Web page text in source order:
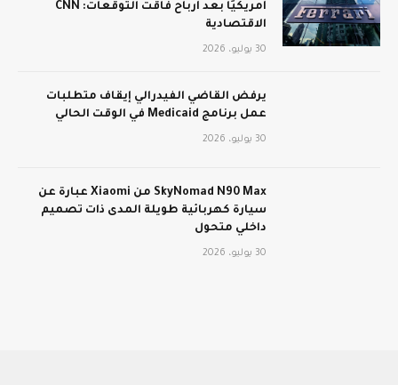
أمريكيًا بعد أرباح فاقت التوقعات: CNN
الاقتصادية
30 يوليو، 2026
يرفض القاضي الفيدرالي إيقاف متطلبات
عمل برنامج Medicaid في الوقت الحالي
30 يوليو، 2026
SkyNomad N90 Max من Xiaomi عبارة عن
سيارة كهربائية طويلة المدى ذات تصميم
داخلي متحول
30 يوليو، 2026